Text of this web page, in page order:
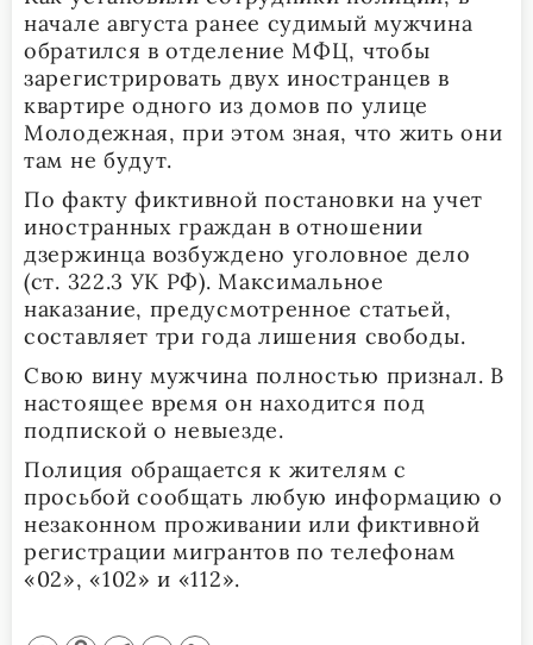
начале августа ранее судимый мужчина
обратился в отделение МФЦ, чтобы
зарегистрировать двух иностранцев в
квартире одного из домов по улице
Молодежная, при этом зная, что жить они
там не будут.
По факту фиктивной постановки на учет
иностранных граждан в отношении
дзержинца возбуждено уголовное дело
(ст. 322.3 УК РФ). Максимальное
наказание, предусмотренное статьей,
составляет три года лишения свободы.
Свою вину мужчина полностью признал. В
настоящее время он находится под
подпиской о невыезде.
Полиция обращается к жителям с
просьбой сообщать любую информацию о
незаконном проживании или фиктивной
регистрации мигрантов по телефонам
«02», «102» и «112».